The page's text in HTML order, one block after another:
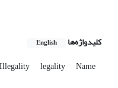
کلیدواژه‌ها English
Illegality legality Name